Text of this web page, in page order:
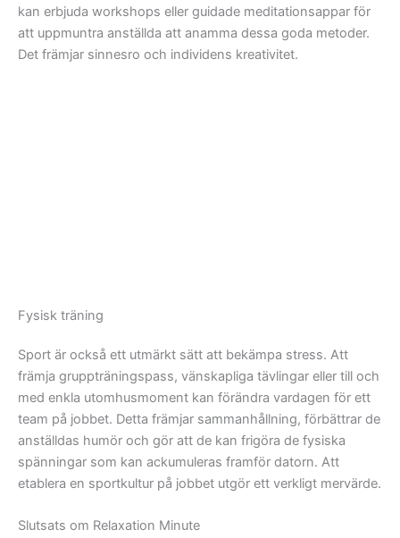
kan erbjuda workshops eller guidade meditationsappar för
att uppmuntra anställda att anamma dessa goda metoder.
Det främjar sinnesro och individens kreativitet.
Fysisk träning
Sport är också ett utmärkt sätt att bekämpa stress. Att
främja gruppträningspass, vänskapliga tävlingar eller till och
med enkla utomhusmoment kan förändra vardagen för ett
team på jobbet. Detta främjar sammanhållning, förbättrar de
anställdas humör och gör att de kan frigöra de fysiska
spänningar som kan ackumuleras framför datorn. Att
etablera en sportkultur på jobbet utgör ett verkligt mervärde.
Slutsats om Relaxation Minute